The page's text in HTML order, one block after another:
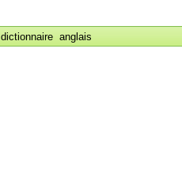
dictionnaire anglais